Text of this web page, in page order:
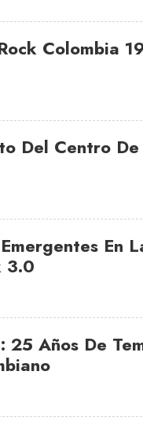
Colombia
Del Centro
En
3.0
25 Años De